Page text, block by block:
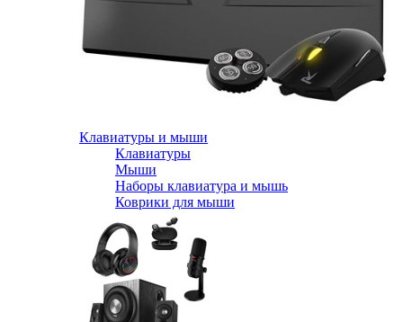
Клавиатуры и мыши
Клавиатуры
Мыши
Наборы клавиатура и мышь
Коврики для мыши